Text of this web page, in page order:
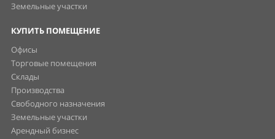
Земельные участки
КУПИТЬ ПОМЕЩЕНИЕ
Офисы
Торговые помещения
Склады
Производства
Свободного назначения
Земельные участки
Арендный бизнес